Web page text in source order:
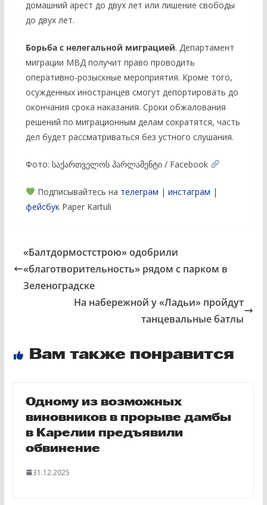
домашний арест до двух лет или лишение свободы
до двух лет.
Борьба с нелегальной миграцией. Департамент
миграции МВД получит право проводить
оперативно-розыскные мероприятия. Кроме того,
осужденных иностранцев смогут депортировать до
окончания срока наказания. Сроки обжалования
решений по миграционным делам сократятся, часть
дел будет рассматриваться без устного слушания.
Фото: საქართველოს პარლამენტი / Facebook
Подписывайтесь на телеграм | инстаграм |
фейсбукPaper Kartuli
«Балтдормостстрою» одобрили
«благотворительность» рядом с парком в
Зеленоградске
На набережной у «Ладьи» пройдут
танцевальные батлы
Вам также понравится
Одному из возможных
виновников в прорыве дамбы
в Карелии предъявили
обвинение
31.12.2025